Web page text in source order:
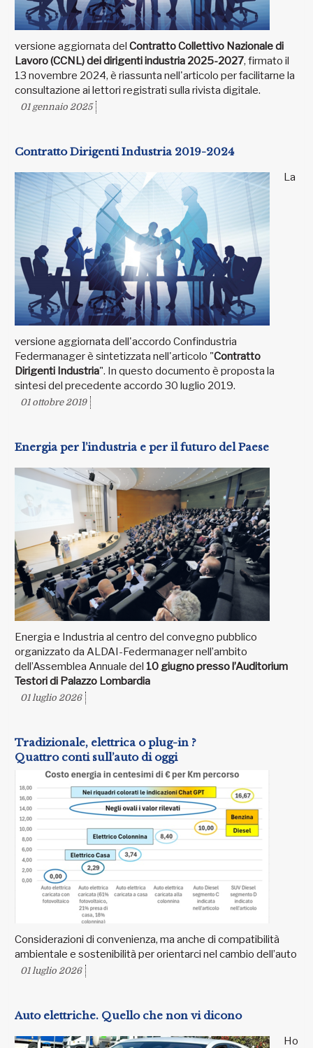
versione aggiornata del Contratto Collettivo Nazionale di
Lavoro (CCNL) dei dirigenti industria 2025-2027, firmato il
13 novembre 2024, è riassunta nell'articolo per facilitarne la
consultazione ai lettori registrati sulla rivista digitale.
01 gennaio 2025
Contratto Dirigenti Industria 2019-2024
La
versione aggiornata dell'accordo Confindustria
Federmanager è sintetizzata nell'articolo "Contratto
Dirigenti Industria". In questo documento è proposta la
sintesi del precedente accordo 30 luglio 2019.
01 ottobre 2019
Energia per l’industria e per il futuro del Paese
Energia e Industria al centro del convegno pubblico
organizzato da ALDAI-Federmanager nell’ambito
dell’Assemblea Annuale del 10 giugno presso l’Auditorium
Testori di Palazzo Lombardia
01 luglio 2026
Tradizionale, elettrica o plug-in ?
Quattro conti sull’auto di oggi
Considerazioni di convenienza, ma anche di compatibilità
ambientale e sostenibilità per orientarci nel cambio dell’auto
01 luglio 2026
Auto elettriche. Quello che non vi dicono
Ho